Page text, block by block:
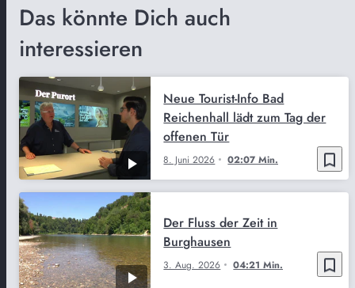
Das könnte Dich auch
interessieren
bookmark_border
8. Juni 2026 02:07 Min.
Neue Tourist-Info Bad
Reichenhall lädt zum Tag der
offenen Tür
bookmark_border
3. Aug. 2026 04:21 Min.
Der Fluss der Zeit in
Burghausen